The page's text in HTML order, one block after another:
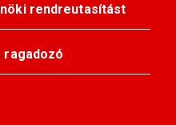
rendreutasítást
ragadozó